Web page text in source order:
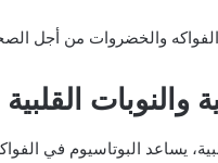
الفواكه والخضروات من أجل
والنوبات القلبية
يساعد البوتاسيوم في